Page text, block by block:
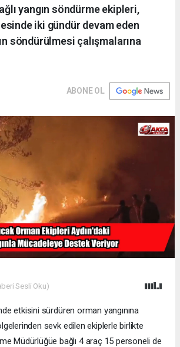
yangın söndürme ekipleri,
iki gündür devam eden
söndürülmesi çalışmalarına
ABONE OL
Sesli Oku)
etkisini sürdüren orman yangınına
sevk edilen ekiplerle birlikte
Müdürlüğüe bağlı 4 araç 15 personeli de